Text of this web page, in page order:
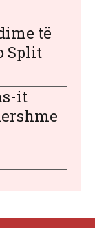
të
Split
it